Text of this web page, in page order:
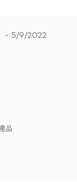
- 5/9/2022
品